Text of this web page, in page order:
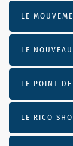
LE
LE
LE POINT
LE RICO